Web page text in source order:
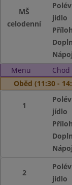
MŠ
celodenní
jídlo
Nápoj
Menu
Chod
Oběd (11:30 -
1
jídlo
Nápoj
2
jídlo